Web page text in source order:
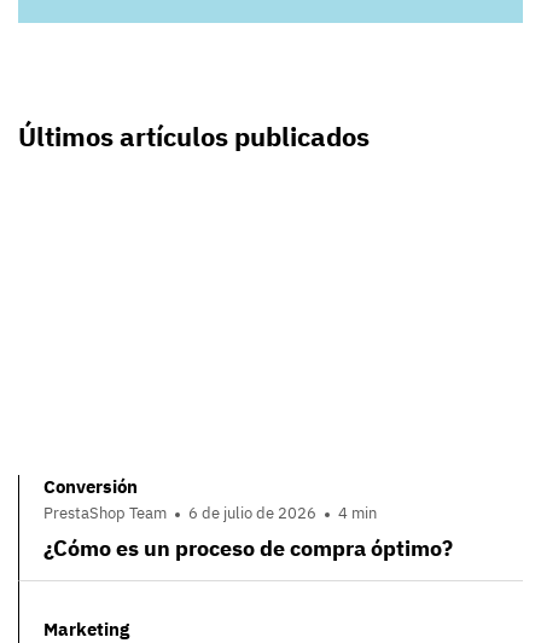
Últimos artículos publicados
Conversión
PrestaShop Team 6 de julio de 2026 4 min
¿Cómo es un proceso de compra óptimo?
Marketing